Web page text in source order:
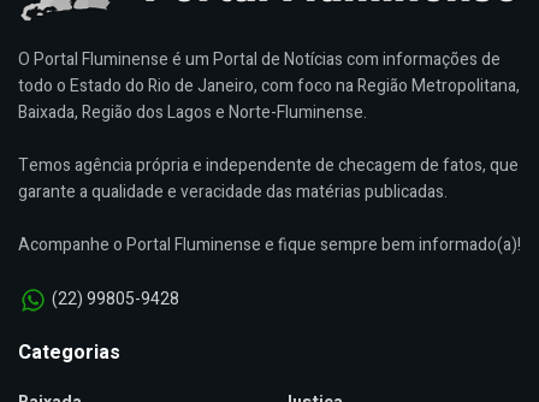
O Portal Fluminense é um Portal de Notícias com informações de
todo o Estado do Rio de Janeiro, com foco na Região Metropolitana,
Baixada, Região dos Lagos e Norte-Fluminense.
Temos agência própria e independente de checagem de fatos, que
garante a qualidade e veracidade das matérias publicadas.
Acompanhe o Portal Fluminense e fique sempre bem informado(a)!
(22) 99805-9428
Categorias